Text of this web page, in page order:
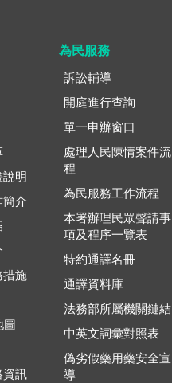
明
簡介
措施
圖
資訊
為民服務
訴訟輔導
開庭進行查詢
單一申辦窗口
處理人民陳情案件流
程
為民服務工作流程
本署辦理民眾聲請事
項及程序一覽表
特約通譯名冊
通譯資料庫
法務部所屬機關鏈結
中英文詞彙對照表
偽劣假藥用藥安全宣
導